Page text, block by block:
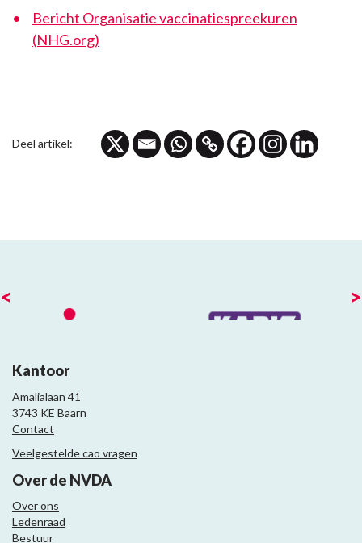
Bericht Organisatie vaccinatiespreekuren
(NHG.org)
Deel artikel:
< >
Kantoor
Amalialaan 41
3743 KE Baarn
Contact
Veelgestelde cao vragen
Over de NVDA
Over ons
Ledenraad
Bestuur